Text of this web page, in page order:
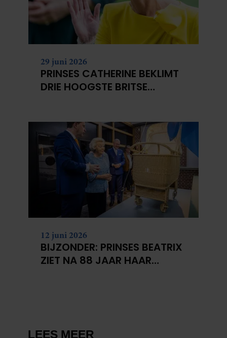
29 juni 2026
PRINSES CATHERINE BEKLIMT
DRIE HOOGSTE BRITSE
12 juni 2026
BIJZONDER: PRINSES BEATRIX
ZIET NA 88 JAAR HAAR